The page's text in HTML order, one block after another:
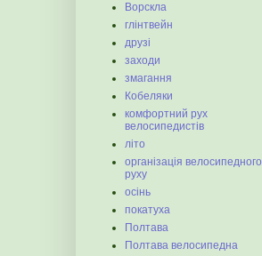
Ворскла
глінтвейн
друзі
заходи
змагання
Кобеляки
комфортний рух
велосипедистів
літо
організація велосипедного
руху
осінь
покатуха
Полтава
Полтава велосипедна